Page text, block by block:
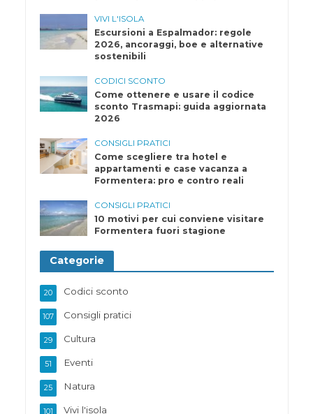
VIVI L'ISOLA
Escursioni a Espalmador: regole
2026, ancoraggi, boe e alternative
sostenibili
CODICI SCONTO
Come ottenere e usare il codice
sconto Trasmapi: guida aggiornata
2026
CONSIGLI PRATICI
Come scegliere tra hotel e
appartamenti e case vacanza a
Formentera: pro e contro reali
CONSIGLI PRATICI
10 motivi per cui conviene visitare
Formentera fuori stagione
Categorie
Codici sconto
20
Consigli pratici
107
Cultura
29
Eventi
51
Natura
25
Vivi l'isola
101